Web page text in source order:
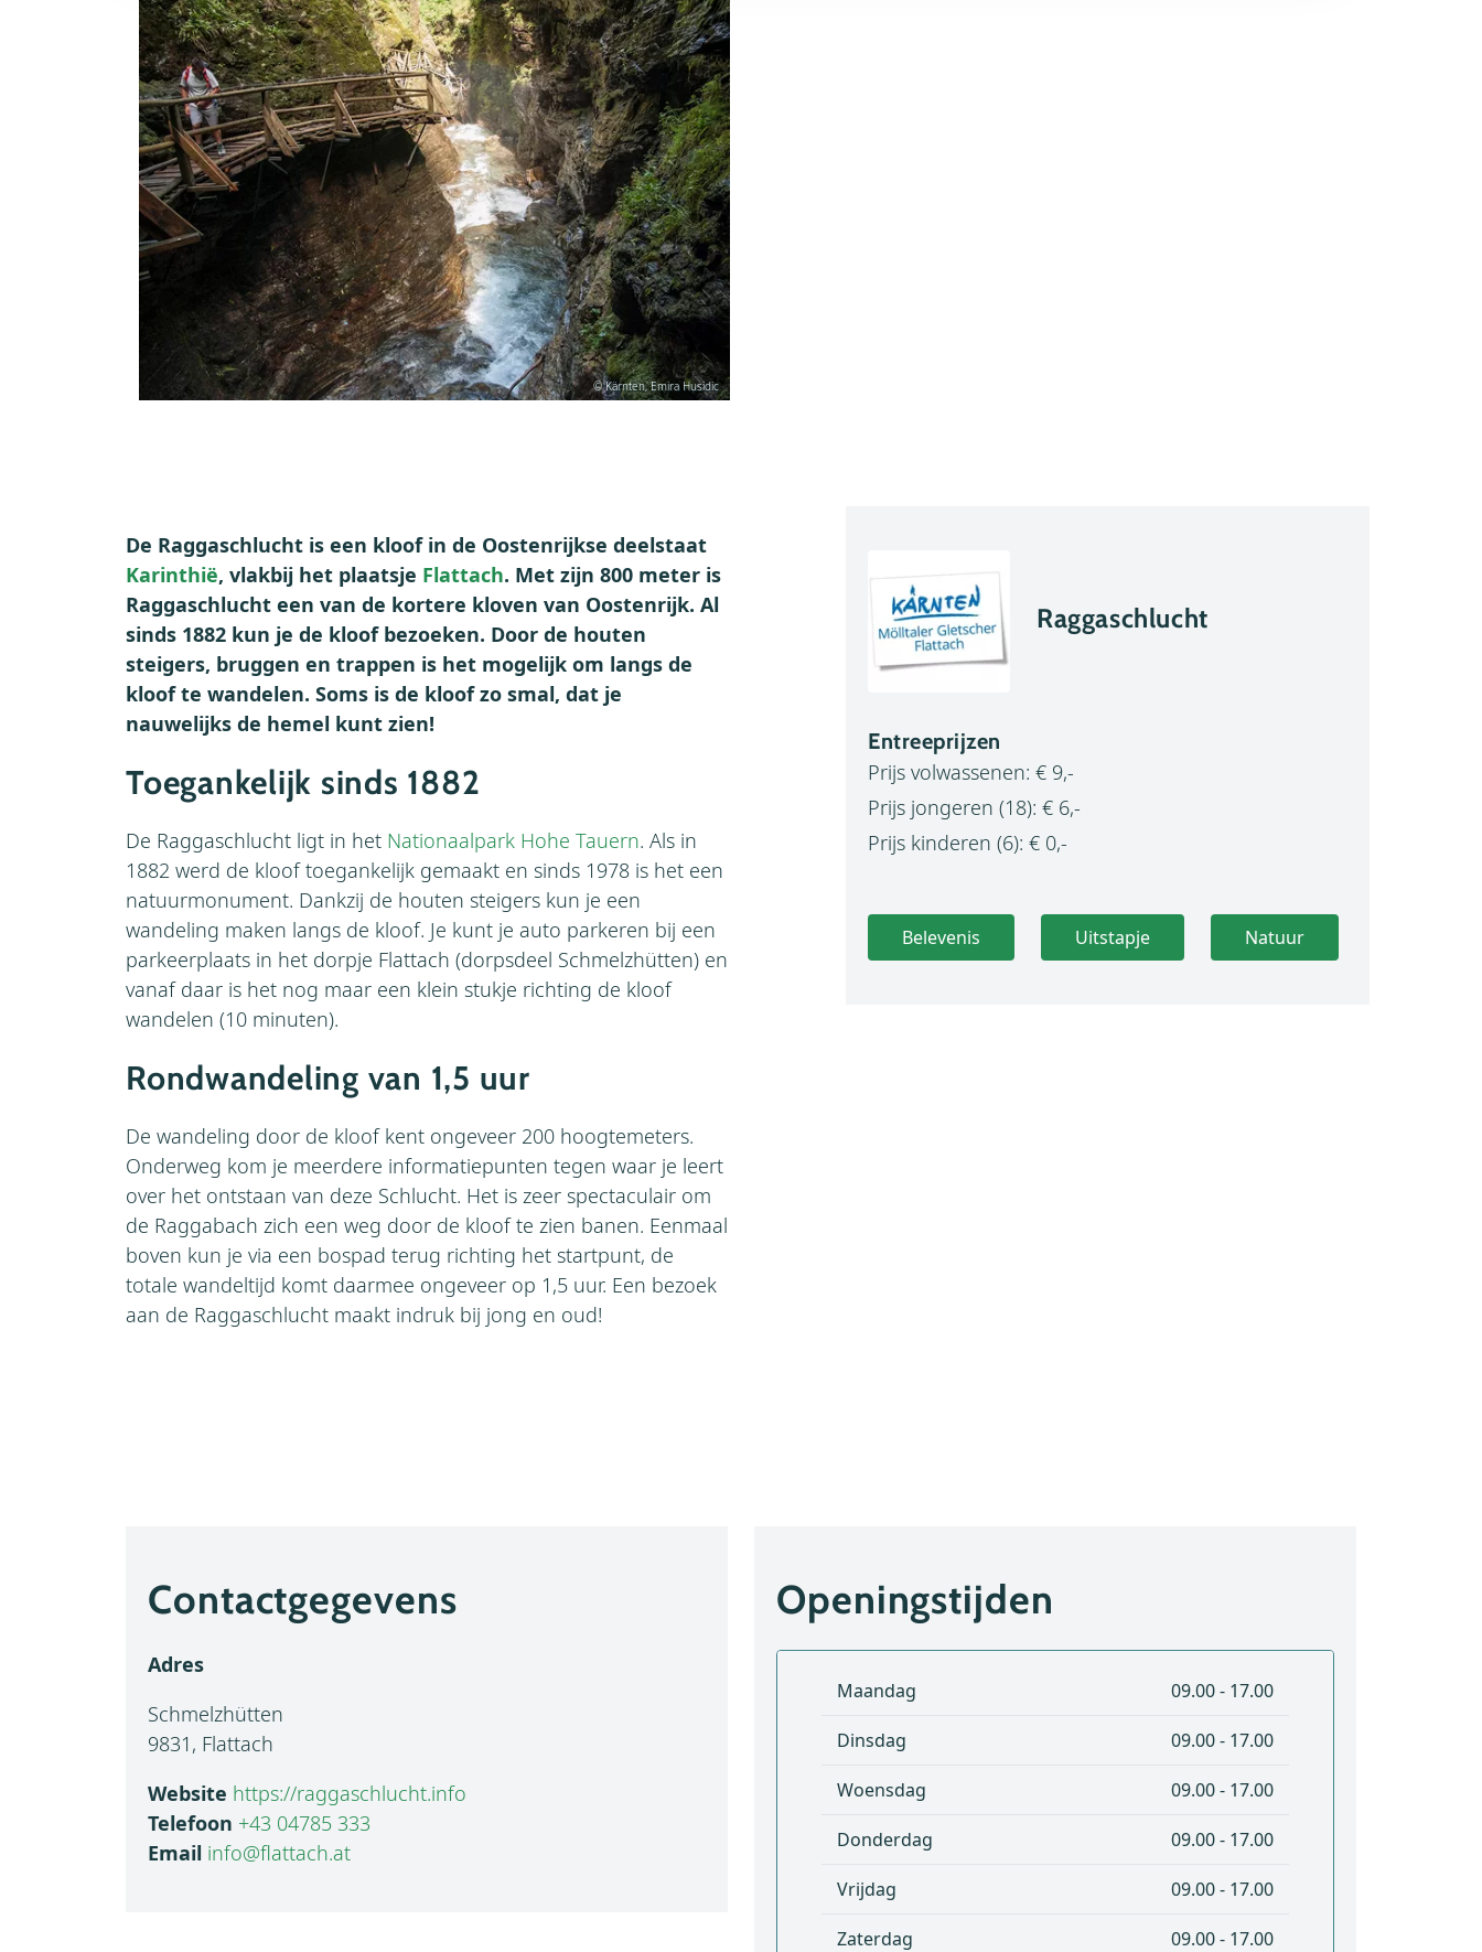
© Kärnten, Emira Husidic
De Raggaschlucht is een kloof in de Oostenrijkse deelstaat
Karinthië, vlakbij het plaatsje Flattach. Met zijn 800 meter is
Raggaschlucht een van de kortere kloven van Oostenrijk. Al
sinds 1882 kun je de kloof bezoeken. Door de houten
steigers, bruggen en trappen is het mogelijk om langs de
kloof te wandelen. Soms is de kloof zo smal, dat je
nauwelijks de hemel kunt zien!
Toegankelijk sinds 1882
De Raggaschlucht ligt in het Nationaalpark Hohe Tauern. Als in
1882 werd de kloof toegankelijk gemaakt en sinds 1978 is het een
natuurmonument. Dankzij de houten steigers kun je een
wandeling maken langs de kloof. Je kunt je auto parkeren bij een
parkeerplaats in het dorpje Flattach (dorpsdeel Schmelzhütten) en
vanaf daar is het nog maar een klein stukje richting de kloof
wandelen (10 minuten).
Rondwandeling van 1,5 uur
De wandeling door de kloof kent ongeveer 200 hoogtemeters.
Onderweg kom je meerdere informatiepunten tegen waar je leert
over het ontstaan van deze Schlucht. Het is zeer spectaculair om
de Raggabach zich een weg door de kloof te zien banen. Eenmaal
boven kun je via een bospad terug richting het startpunt, de
totale wandeltijd komt daarmee ongeveer op 1,5 uur. Een bezoek
aan de Raggaschlucht maakt indruk bij jong en oud!
Raggaschlucht
Entreeprijzen
Prijs volwassenen: € 9,-
Prijs jongeren (18): € 6,-
Prijs kinderen (6): € 0,-
Belevenis Uitstapje Natuur
Contactgegevens
Adres
Schmelzhütten
9831, Flattach
Website https://raggaschlucht.info
Telefoon +43 04785 333
Email info@flattach.at
Openingstijden
Maandag 09.00 - 17.00
Dinsdag 09.00 - 17.00
Woensdag 09.00 - 17.00
Donderdag 09.00 - 17.00
Vrijdag 09.00 - 17.00
Zaterdag 09.00 - 17.00